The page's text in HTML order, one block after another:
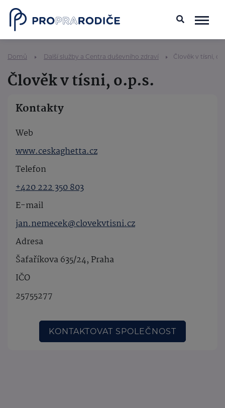
Domů Další služby a Centra duševního zdraví Člověk v tísni,
Člověk v tísni, o.p.s.
Kontakty
Web
www.ceskaghetta.cz
Telefon
+420 222 350 803
E-mail
jan.nemecek@clovekvtisni.cz
Adresa
Šafaříkova 635/24, Praha
IČO
25755277
KONTAKTOVAT SPOLEČNOST